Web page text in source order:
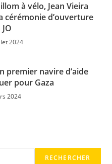
à vélo, Jean Vieira
cérémonie d’ouverture
2024
premier navire d’aide
pour Gaza
2024
RECHERCHER